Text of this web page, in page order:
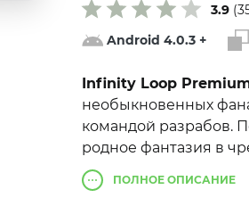
Android 4.0.3 +
Infinity Loop
необыкновенных
командой разрабов.
родное фантазия в
настоящей жизни
наверное тут.
ПОЛНОЕ ОПИСАНИЕ
3.9 (